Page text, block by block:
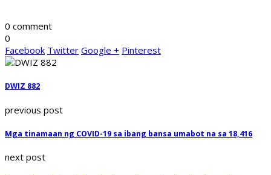
0 comment
0
Facebook Twitter Google + Pinterest
DWIZ 882
previous post
Mga tinamaan ng COVID-19 sa ibang bansa umabot na sa 18,416
next post